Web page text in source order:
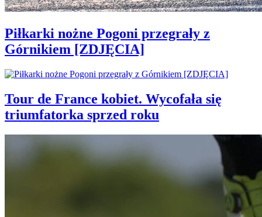
Piłkarki nożne Pogoni przegrały z
Górnikiem [ZDJĘCIA]
Tour de France kobiet. Wycofała się
triumfatorka sprzed roku